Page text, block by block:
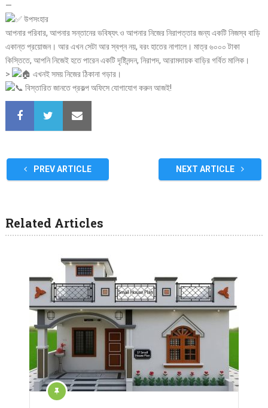
—
উপসংহার
আপনার পরিবার, আপনার সন্তানের ভবিষ্যৎ ও আপনার নিজের নিরাপত্তার জন্য একটি নিজস্ব বাড়ি
একান্ত প্রয়োজন। আর এখন সেটা আর স্বপ্ন নয়, বরং হাতের নাগালে। মাত্র ৬০০০ টাকা
কিস্তিতে, আপনি নিজেই হতে পারেন একটি দৃষ্টিনন্দন, নিরাপদ, আরামদায়ক বাড়ির গর্বিত মালিক।
>
এখনই সময় নিজের ঠিকানা গড়ার।
বিস্তারিত জানতে প্রকল্প অফিসে যোগাযোগ করুন আজই!
PREV ARTICLE NEXT ARTICLE
Related Articles